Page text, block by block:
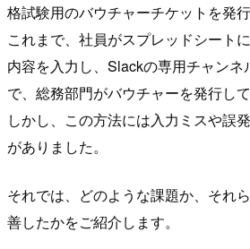
格試験用のバウチャーチケットを発行
これまで、社員がスプレッドシート
内容を入力し、Slackの専用チャンネ
で、総務部門がバウチャーを発行して
しかし、この方法には入力ミスや誤
がありました。
それでは、どのような課題か、それ
善したかをご紹介します。